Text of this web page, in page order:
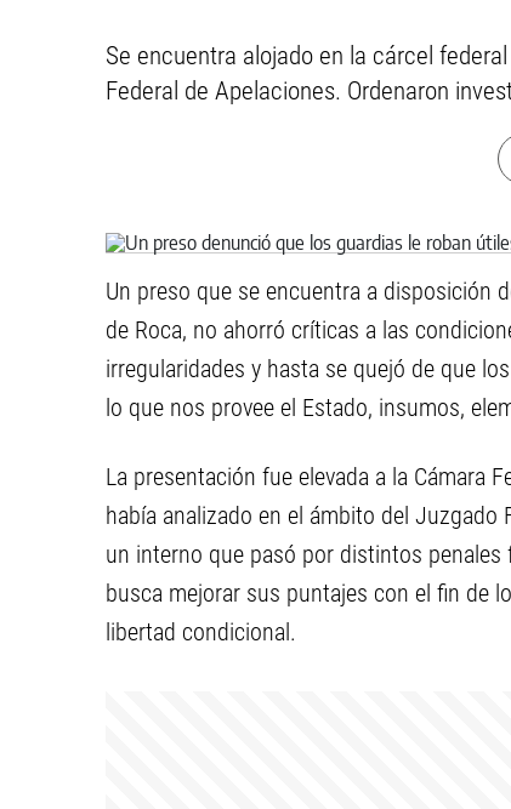
Se encuentra alojado en la cárcel
Federal de Apelaciones. Ordenaron
Un preso que se encuentra a disposición
de Roca, no ahorró críticas a las
irregularidades y hasta se quejó de que
lo que nos provee el Estado, insumos,
La presentación fue elevada a la Cámara
había analizado en el ámbito del Juzgado
un interno que pasó por distintos
busca mejorar sus puntajes con el fin de
libertad condicional.